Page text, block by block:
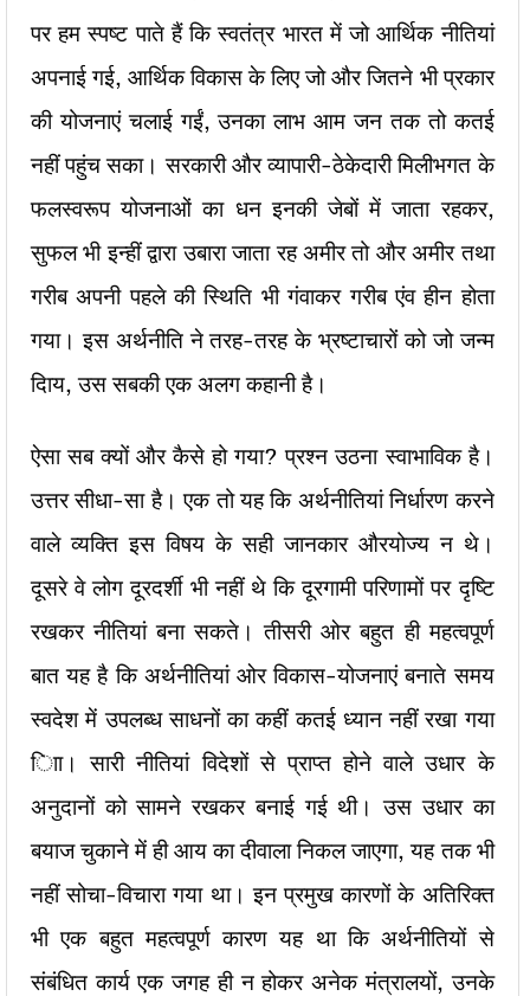
पर हम स्पष्ट पाते हैं कि स्वतंत्र भारत में जो आर्थिक नीतियां
अपनाई गई, आर्थिक विकास के लिए जो और जितने भी प्रकार
की योजनाएं चलाई गईं, उनका लाभ आम जन तक तो कतई
नहीं पहुंच सका। सरकारी और व्यापारी-ठेकेदारी मिलीभगत के
फलस्वरूप योजनाओं का धन इनकी जेबों में जाता रहकर,
सुफल भी इन्हीं द्वारा उबारा जाता रह अमीर तो और अमीर तथा
गरीब अपनी पहले की स्थिति भी गंवाकर गरीब एंव हीन होता
गया। इस अर्थनीति ने तरह-तरह के भ्रष्टाचारों को जो जन्म
दिाय, उस सबकी एक अलग कहानी है।
ऐसा सब क्यों और कैसे हो गया? प्रश्न उठना स्वाभाविक है।
उत्तर सीधा-सा है। एक तो यह कि अर्थनीतियां निर्धारण करने
वाले व्यक्ति इस विषय के सही जानकार औरयोज्य न थे।
दूसरे वे लोग दूरदर्शी भी नहीं थे कि दूरगामी परिणामों पर दृष्टि
रखकर नीतियां बना सकते। तीसरी ओर बहुत ही महत्वपूर्ण
बात यह है कि अर्थनीतियां ओर विकास-योजनाएं बनाते समय
स्वदेश में उपलब्ध साधनों का कहीं कतई ध्यान नहीं रखा गया
ािा। सारी नीतियां विदेशों से प्राप्त होने वाले उधार के
अनुदानों को सामने रखकर बनाई गई थी। उस उधार का
बयाज चुकाने में ही आय का दीवाला निकल जाएगा, यह तक भी
नहीं सोचा-विचारा गया था। इन प्रमुख कारणों के अतिरिक्त
भी एक बहुत महत्वपूर्ण कारण यह था कि अर्थनीतियों से
संबंधित कार्य एक जगह ही न होकर अनेक मंत्रालयों, उनके